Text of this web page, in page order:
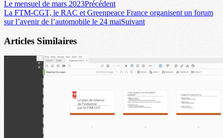
Le mensuel de mars 2023Précédent
La FTM-CGT, le RAC et Greenpeace France organisent un forum
sur l’avenir de l’automobile le 24 maiSuivant
Articles Similaires